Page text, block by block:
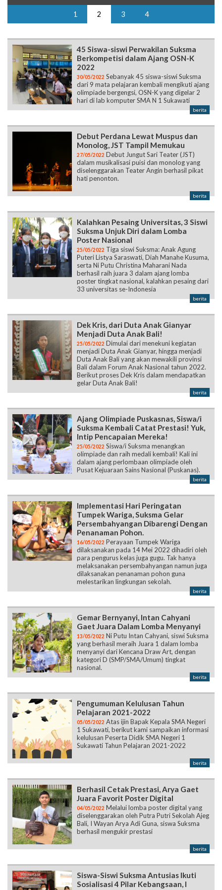
1 2 3 4
45 Siswa-siswi Perwakilan Suksma
Berkompetisi dalam Ajang OSN-K
2022
30/05/2022 Sebanyak 45 siswa-siswi Suksma
dari 9 mata pelajaran kembali mengikuti ajang
olimpiade bergengsi, OSN-K yang digelar 2
hari di lab komputer SMA N 1 Sukawati
berita
Debut Perdana Lewat Muspus dan
Monolog, JST Tampil Memukau
27/05/2022 Debut Jungut Sari Teater (JST)
dalam musikalisasi puisi dan monolog yang
diselenggarakan Teater Angin berhasil pikat
hati penonton.
berita
Kalahkan Pesaing Universitas, 3 Siswi
Suksma Unjuk Diri dalam Lomba
Poster Nasional
25/05/2022 Tiga siswi Suksma: Anak Agung
Puteri Listya Saraswati, Diah Manahe Kusuma,
serta Ni Putu Christina Maharani Nada
berhasil raih juara 3 dalam ajang lomba
poster tingkat nasional, kalahkan pesaing dari
33 universitas se-Indonesia
berita
Dek Kris, dari Duta Anak Gianyar
Menjadi Duta Anak Bali!
25/05/2022 Dimulai dari menekuni kegiatan
menjadi Duta Anak Gianyar, hingga menjadi
Duta Anak Bali yang akan mewakili provinsi
Bali dalam Forum Anak Nasional tahun 2022.
Berikut proses Dek Kris dalam mendapatkan
gelar Duta Anak Bali!
berita
Ajang Olimpiade Puskasnas, Siswa/i
Suksma Kembali Catat Prestasi! Yuk,
Intip Pencapaian Mereka!
25/05/2022 Siswa/i Suksma menangkan
olimpiade dan raih medali kembali! Kali ini
dalam ajang perlombaan olimpiade oleh
Pusat Kejuaraan Sains Nasional (Puskanas).
berita
Implementasi Hari Peringatan
Tumpek Wariga, Suksma Gelar
Persembahyangan Dibarengi Dengan
Penanaman Pohon.
16/05/2022 Perayaan Tumpek Wariga
dilaksanakan pada 14 Mei 2022 dihadiri oleh
para pengurus kelas juga gugu. Tak hanya
melaksanakan persembahyangan namun juga
dilaksanakan penanaman pohon guna
melestarikan lingkungan sekolah.
berita
Gemar Bernyanyi, Intan Cahyani
Gaet Juara Dalam Lomba Menyanyi
13/05/2022 Ni Putu Intan Cahyani, siswi Suksma
yang berhasil meraih Juara 1 dalam lomba
menyanyi dari Kencana Draw Art, dengan
kategori D (SMP/SMA/Umum) tingkat
nasional.
berita
Pengumuman Kelulusan Tahun
Pelajaran 2021-2022
05/05/2022 Atas ijin Bapak Kepala SMA Negeri
1 Sukawati, berikut kami sampaikan informasi
kelulusan Peserta Didik SMA Negeri 1
Sukawati Tahun Pelajaran 2021-2022
berita
Berhasil Cetak Prestasi, Arya Gaet
Juara Favorit Poster Digital
04/05/2022 Melalui lomba poster digital yang
diselenggarakan oleh Putra Putri Sekolah Ajeg
Bali, I Wayan Arya Adi Guna, siswa Suksma
berhasil mengukir prestasi
berita
Siswa-Siswi Suksma Antusias Ikuti
Sosialisasi 4 Pilar Kebangsaan, I